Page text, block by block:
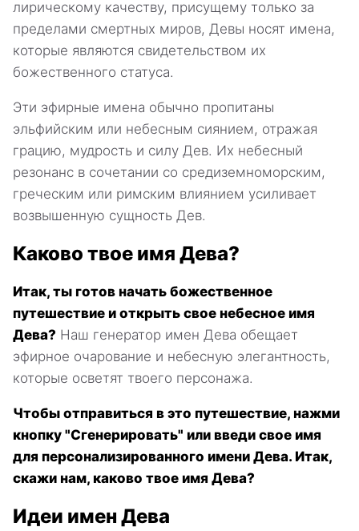
лирическому качеству, присущему только за
пределами смертных миров, Девы носят имена,
которые являются свидетельством их
божественного статуса.
Эти эфирные имена обычно пропитаны
эльфийским или небесным сиянием, отражая
грацию, мудрость и силу Дев. Их небесный
резонанс в сочетании со средиземноморским,
греческим или римским влиянием усиливает
возвышенную сущность Дев.
Каково твое имя Дева?
Итак, ты готов начать божественное
путешествие и открыть свое небесное имя
Дева? Наш генератор имен Дева обещает
эфирное очарование и небесную элегантность,
которые осветят твоего персонажа.
Чтобы отправиться в это путешествие, нажми
кнопку "Сгенерировать" или введи свое имя
для персонализированного имени Дева. Итак,
скажи нам, каково твое имя Дева?
Идеи имен Дева